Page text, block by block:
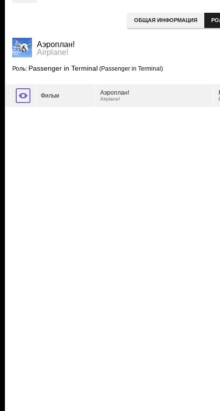
ОБЩАЯ ИНФОРМАЦИЯ
Аэроплан!
Airplane!
Роль: Passenger in Terminal (Passenger in Terminal)
Фильм Аэроплан!
Airplane!